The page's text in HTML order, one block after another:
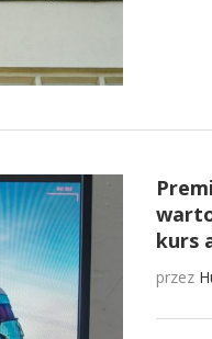
kurs
przez